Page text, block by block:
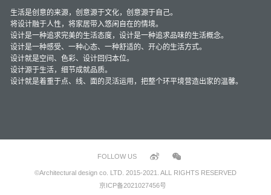
生活是创意的来源，创意源于文化，创意源于自己。
将设计融于人性，将家居带入悠闲自在的情境。
设计是一种追求完美的生活态度，设计是一种追求品味的生活概念。
设计是一种感受、一种心态、一种舒适的、开心的生活方式。
设计就是空间、色彩、设计回归本位。
设计源于生活，细节成就品质。
设计就是着重于点、线、面的灵活运用，把整个环平境营造出家的温馨。
FOLLOW US
©Architectural design co. LTD. 2015-2021. ALL RIGHTS RESERVED
京ICP备2021027456号